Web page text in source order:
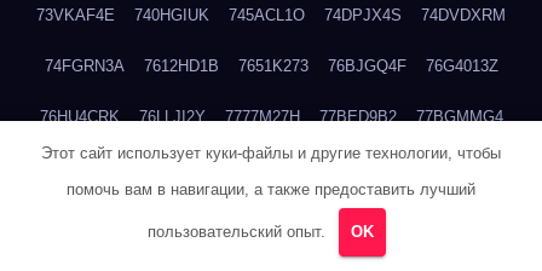
73VKAF4E 740HGIUK 745ACL1O 74DPJX4S 74DVDXRM
74FGRN3A 7612HD1B 7651K273 76BJGQ4F 76G4013Z
76HU4CRK 76LLJI2Y 7777M27H 77BED9B2 77BGMMG4
77TABW20 780FZHSV 78Q29S80
Этот сайт использует куки-файлы и другие технологии, чтобы
помочь вам в навигации, а также предоставить лучший
пользовательский опыт. OK